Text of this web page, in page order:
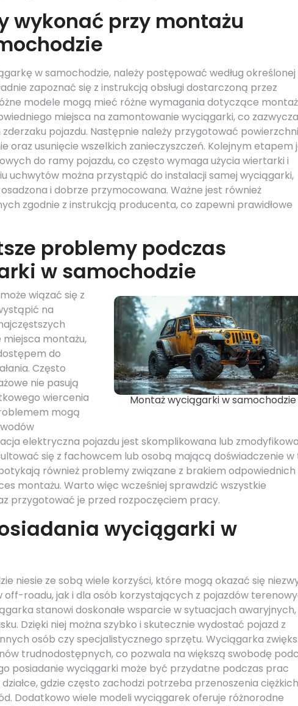
wykonać przy montażu
w samochodzie, należy postępować według określonej
zapoznać się z instrukcją obsługi dostarczoną przez
modele mogą mieć różne wymagania dotyczące
miejsca na zamontowanie wyciągarki, co
pojazdu. Następnie należy przygotować
oraz usunięcie wszelkich zanieczyszczeń. Kolejnym etapem
do ramy pojazdu, co często wymaga użycia wiertarki i
uchwytów można przystąpić do instalacji samej wyciągarki,
i dobrze przymocowana. Ważne jest również
zgodnie z instrukcją producenta, co zapewni prawidłowe
problemy podczas
w samochodzie
Montaż wyciągarki w samochodzie
wiązać się z
na
miejsca montażu,
do
Często
nie pasują
wiercenia
mogą
elektryczna pojazdu jest skomplikowana lub
się z fachowcem lub osobą mającą doświadczenie w
również problemy związane z brakiem odpowiednich
montażu. Warto więc wcześniej sprawdzić wszystkie
przygotować je przed rozpoczęciem pracy.
wyciągarki w
niesie ze sobą wiele korzyści, które mogą okazać się
roadu, jak i dla osób korzystających z pojazdów
stanowi doskonałe wsparcie w sytuacjach awaryjnych,
Dzięki niej można szybko i skutecznie wydostać pojazd z
osób czy specjalistycznego sprzętu. Wyciągarka
trudnodostępnych, co pozwala na większą swobodę
posiadanie wyciągarki może być przydatne podczas prac
gdzie często zachodzi potrzeba przenoszenia ciężkich
Dodatkowo wiele modeli wyciągarek oferuje różnorodne